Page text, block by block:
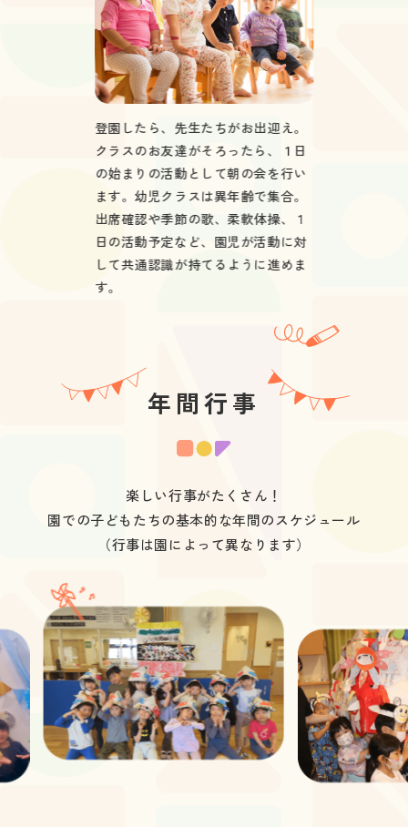
登園したら、先生たちがお出迎え。
クラスのお友達がそろったら、１日
の始まりの活動として朝の会を行い
ます。幼児クラスは異年齢で集合。
出席確認や季節の歌、柔軟体操、１
日の活動予定など、園児が活動に対
して共通認識が持てるように進めま
す。
年間行事
楽しい行事がたくさん！
園での子どもたちの基本的な年間のスケジュール
（行事は園によって異なります）